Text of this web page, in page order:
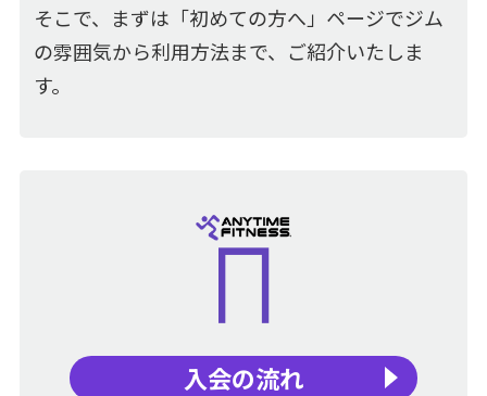
そこで、まずは「初めての方へ」ページでジム
の雰囲気から利用方法まで、ご紹介いたしま
す。
入会の流れ